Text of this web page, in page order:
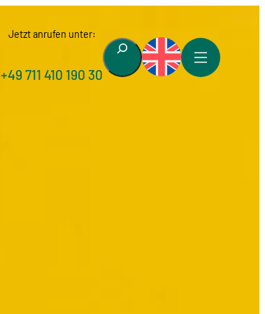
Jetzt anrufen unter:
+49 711 410 190 30
Suchen